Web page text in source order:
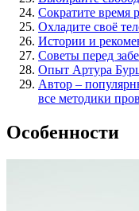
Сократите время
Охладите своё
Истории и
Советы перед
Опыт Артура
Автор –
все методики
Особенности